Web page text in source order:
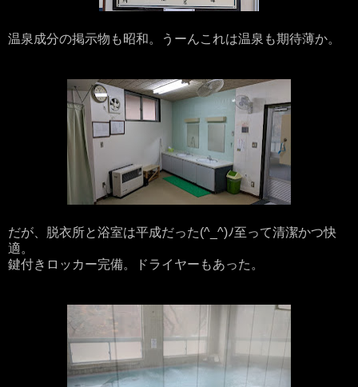
温泉成分の掲示物も昭和。うーんこれは温泉も期待薄か。
だが、脱衣所と浴室は平成だった(^_^)ﾉ至って清潔かつ快
適。
鍵付きロッカー完備。ドライヤーもあった。